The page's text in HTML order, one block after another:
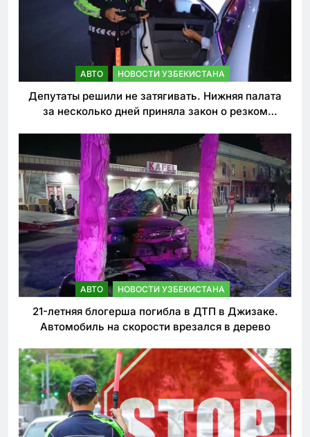
АВТО НОВОСТИ УЗБЕКИСТАНА
Депутаты решили не затягивать. Нижняя палата
за несколько дней приняла закон о резком
АВТО НОВОСТИ УЗБЕКИСТАНА
21-летняя блогерша погибла в ДТП в Джизаке.
Автомобиль на скорости врезался в дерево